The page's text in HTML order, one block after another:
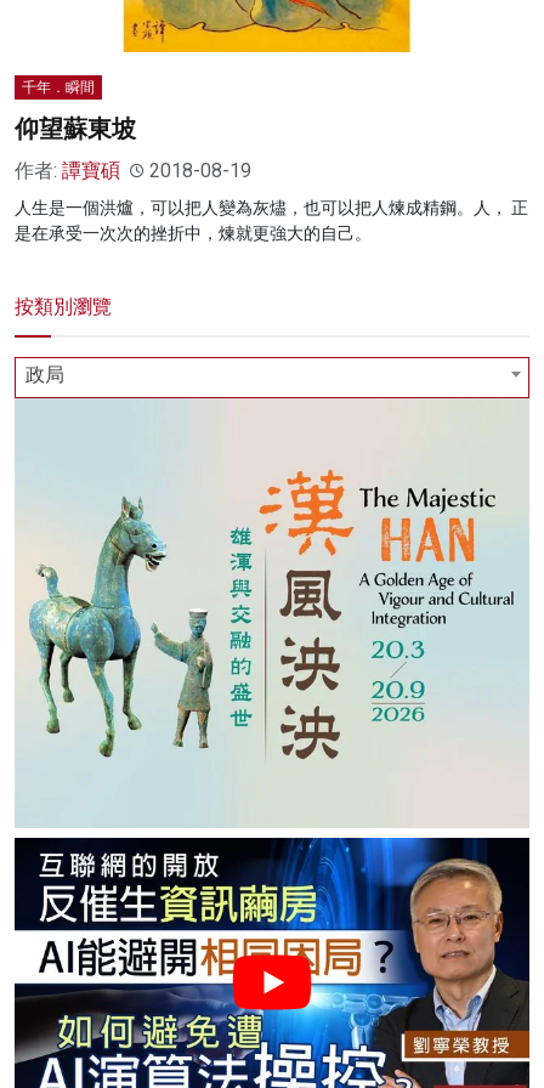
千年．瞬間
仰望蘇東坡
作者: 譚寶碩 2018-08-19
人生是一個洪爐，可以把人變為灰燼，也可以把人煉成精鋼。人， 正
是在承受一次次的挫折中，煉就更強大的自己。
按類別瀏覽
政局